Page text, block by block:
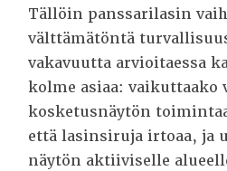
Tällöin panssarilasin
välttämätöntä
vakavuutta arvioitaessa
kolme asiaa: vaikuttaako
kosketusnäytön
että lasinsiruja irtoaa, ja
näytön aktiiviselle